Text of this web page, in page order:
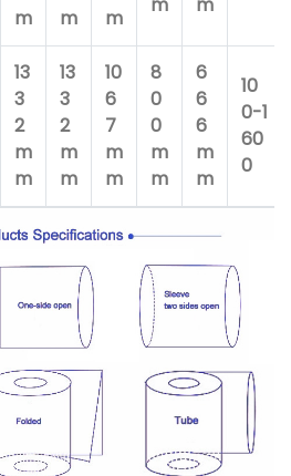
m
m
m
13
3
2
m
m
13
3
2
m
m
10
6
7
m
m
8
0
0
m
m
6
6
6
m
m
10
0-1
60
0